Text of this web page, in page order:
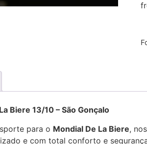
13/10 – São Gonçalo
para o Mondial De La Biere,
e com total conforto e